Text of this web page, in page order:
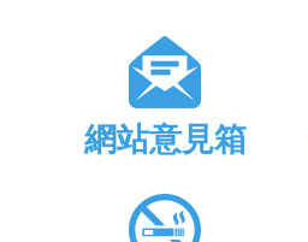
網站意見箱